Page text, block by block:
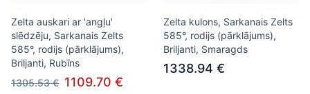
Zelta auskari ar 'angļu'
slēdzēju, Sarkanais Zelts
585°, rodijs (pārklājums),
Briljanti, Rubīns
1305.53 € 1109.70 €
Zelta kulons, Sarkanais Zelts
585°, rodijs (pārklājums),
Briljanti, Smaragds
1338.94 €